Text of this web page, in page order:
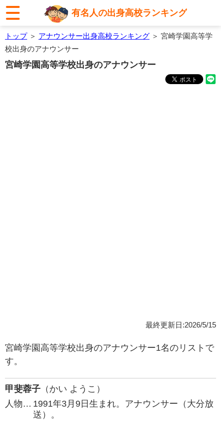
有名人の出身高校ランキング
トップ＞ アナウンサー出身高校ランキング ＞ 宮崎学園高等学
校出身のアナウンサー
宮崎学園高等学校出身のアナウンサー
最終更新日:2026/5/15
宮崎学園高等学校出身のアナウンサー1名のリストで
す。
甲斐蓉子 （かい ようこ）
人物… 1991年3月9日生まれ。アナウンサー（大分放
送）。